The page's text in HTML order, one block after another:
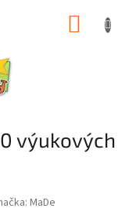
výukových
MaDe